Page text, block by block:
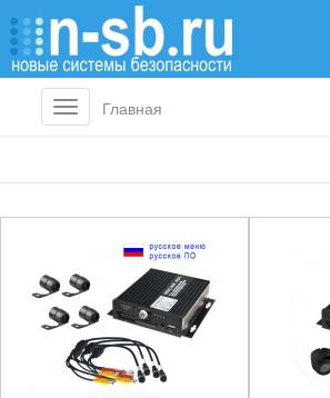
Toggle
navigation
Главная